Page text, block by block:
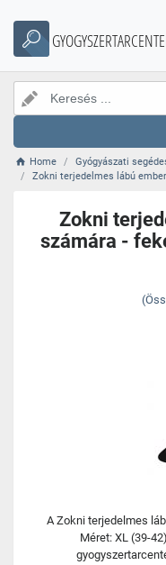
Home
Gyógyászati
Zokni terjedelmes lábú
Zokni
számára -
A Zokni terjedelmes
Méret: XL (39-